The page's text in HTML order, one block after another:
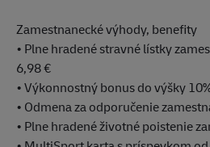
Zamestnanecké výhody, benefity
• Plne hradené stravné lístky
6,98 €
• Výkonnostný bonus do výšky
• Odmena za odporučenie
• Plne hradené životné poistenie